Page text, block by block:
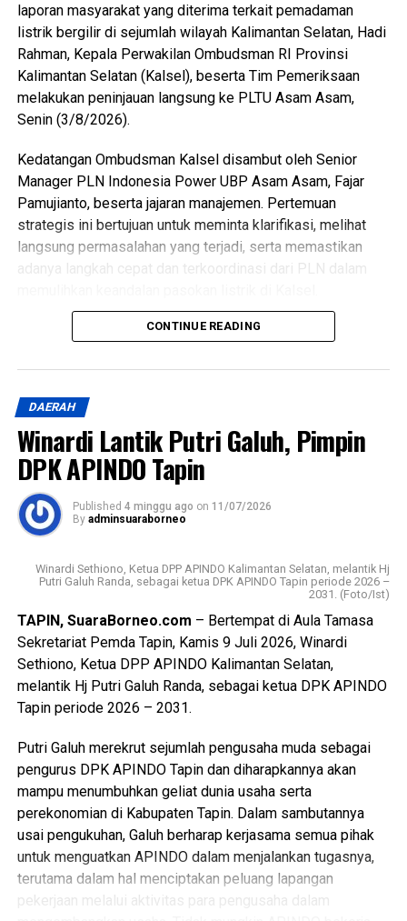
laporan masyarakat yang diterima terkait pemadaman
listrik bergilir di sejumlah wilayah Kalimantan Selatan, Hadi
Rahman, Kepala Perwakilan Ombudsman RI Provinsi
Kalimantan Selatan (Kalsel), beserta Tim Pemeriksaan
melakukan peninjauan langsung ke PLTU Asam Asam,
Senin (3/8/2026).
Kedatangan Ombudsman Kalsel disambut oleh Senior
Manager PLN Indonesia Power UBP Asam Asam, Fajar
Pamujianto, beserta jajaran manajemen. Pertemuan
strategis ini bertujuan untuk meminta klarifikasi, melihat
langsung permasalahan yang terjadi, serta memastikan
adanya langkah cepat dan terkoordinasi dari PLN dalam
Hadi Rahman menyampaikan bahwa pemadaman listrik
sektor, mulai dari aktivitas rumah tangga warga, pelayanan
publik pemerintah, hingga pelaku Usaha Mikro, Kecil, dan
Menengah (UMKM) yang sangat bergantung pada
stabilitas pasokan listrik.
“Kami menerima banyak aduan dari masyarakat yang
merasa dirugikan dengan durasi dan frekuensi pemadaman
bergilir belakangan ini. Kehadiran kami disini adalah untuk
Asam Asam terkait kendala yang terjadi di pembangkit,
sekaligus kepastian waktu kapan layanan ini dapat kembali
normal,” tegas Hadi Rahman.
Menanggapi hal tersebut, Senior Manager PLN Indonesia
Power UBP Asam Asam, Fajar Pamujianto, menyampaikan
terima kasih atas kunjungan pengawasan dari Ombudsman
dan memberikan penjelasan komprehensif mengenai
kondisi sistem kelistrikan saat ini. Fajar memaparkan
bahwa pemadaman terpaksa dilakukan karena sistem
kelistrikan sedang mengalami defisit pasokan. Hal ini
disebabkan oleh adanya gangguan teknis yang tidak
terduga pada salah satu unit pembangkit, bersamaan
dengan jadwal pemeliharaan (_maintenance_) rutin unit lain
yang harus dilakukan demi mencegah kerusakan sistem
yang lebih fatal di masa depan.
CONTINUE READING
DAERAH
Winardi Lantik Putri Galuh, Pimpin
DPK APINDO Tapin
Published 4 minggu ago on 11/07/2026
By adminsuaraborneo
Winardi Sethiono, Ketua DPP APINDO Kalimantan Selatan, melantik Hj
Putri Galuh Randa, sebagai ketua DPK APINDO Tapin periode 2026 –
2031. (Foto/Ist)
TAPIN, SuaraBorneo.com – Bertempat di Aula Tamasa
Sekretariat Pemda Tapin, Kamis 9 Juli 2026, Winardi
Sethiono, Ketua DPP APINDO Kalimantan Selatan,
melantik Hj Putri Galuh Randa, sebagai ketua DPK APINDO
Tapin periode 2026 – 2031.
Putri Galuh merekrut sejumlah pengusaha muda sebagai
pengurus DPK APINDO Tapin dan diharapkannya akan
mampu menumbuhkan geliat dunia usaha serta
perekonomian di Kabupaten Tapin. Dalam sambutannya
usai pengukuhan, Galuh berharap kerjasama semua pihak
untuk menguatkan APINDO dalam menjalankan tugasnya,
terutama dalam hal menciptakan peluang lapangan
pekerjaan melalui aktivitas para pengusaha dalam